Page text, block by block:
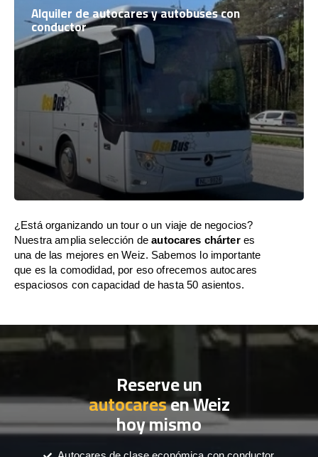
Alquiler de autocares y autobuses con
conductor
¿Está organizando un tour o un viaje de negocios?
Nuestra amplia selección deautocares chárteres
una de las mejores en Weiz. Sabemos lo importante
que es la comodidad, por eso ofrecemos autocares
espaciosos con capacidad de hasta 50 asientos.
Reserve un
autocaresen Weiz
hoy mismo